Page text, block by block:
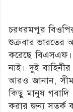
চরধরমপুর
শুক্রবার ভারতের
করেছে
নাই। দুই বাহিনীর
আরও জানান,
কিছু মানুষ গবাদি
করার জন্য সতর্ক